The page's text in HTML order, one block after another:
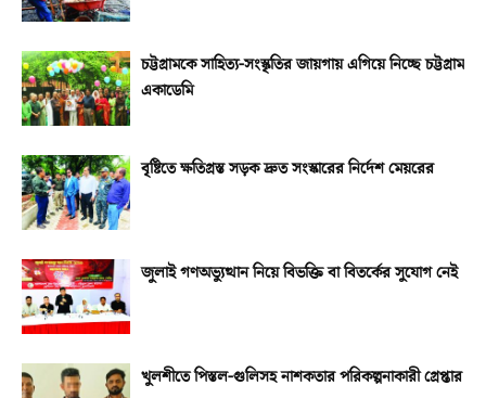
চট্টগ্রামকে সাহিত্য-সংস্কৃতির জায়গায় এগিয়ে নিচ্ছে চট্টগ্রাম
একাডেমি
বৃষ্টিতে ক্ষতিগ্রস্ত সড়ক দ্রুত সংস্কারের নির্দেশ মেয়রের
জুলাই গণঅভ্যুত্থান নিয়ে বিভক্তি বা বিতর্কের সুযোগ নেই
খুলশীতে পিস্তল-গুলিসহ নাশকতার পরিকল্পনাকারী গ্রেপ্তার